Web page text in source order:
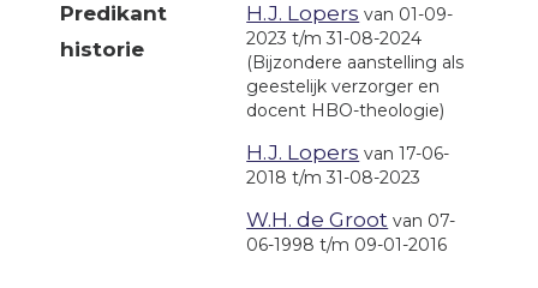
Predikant
historie
H.J. Lopers van 01-09-
2023 t/m 31-08-2024
(Bijzondere aanstelling als
geestelijk verzorger en
docent HBO-theologie)
H.J. Lopers van 17-06-
2018 t/m 31-08-2023
W.H. de Groot van 07-
06-1998 t/m 09-01-2016